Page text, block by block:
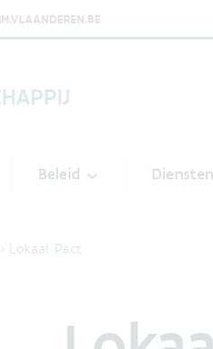
Beleid
Lokaal Pact